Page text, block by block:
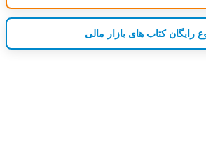
رایگان کتاب های بازار مالی